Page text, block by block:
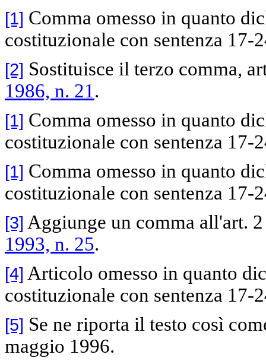
[1] Comma omesso in quanto
costituzionale con sentenza 17-
[2] Sostituisce il terzo comma,
1986, n. 21.
[1] Comma omesso in quanto
costituzionale con sentenza 17-
[1] Comma omesso in quanto
costituzionale con sentenza 17-
[3] Aggiunge un comma all'art.
1993, n. 25.
[4] Articolo omesso in quanto
costituzionale con sentenza 17-
[5] Se ne riporta il testo così
maggio 1996.